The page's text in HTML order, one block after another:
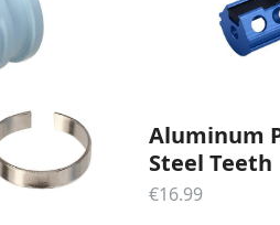
Aluminum
Steel Teeth
€16.99